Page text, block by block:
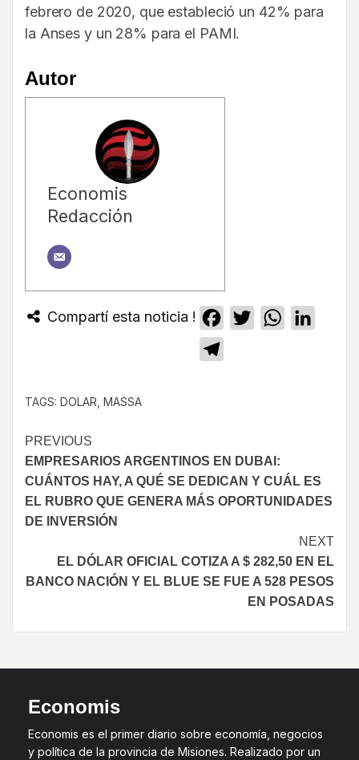
febrero de 2020, que estableció un 42% para
la Anses y un 28% para el PAMI.
Autor
Economis
Redacción
Compartí esta noticia ! Facebook
TwitterWhatsApp
TAGS: DOLAR MASSA
PREVIOUS
EMPRESARIOS ARGENTINOS EN DUBAI:
CUÁNTOS HAY, A QUÉ SE DEDICAN Y CUÁL ES
EL RUBRO QUE GENERA MÁS OPORTUNIDADES
DE INVERSIÓN
NEXT
EL DÓLAR OFICIAL COTIZA A $ 282,50 EN EL
BANCO NACIÓN Y EL BLUE SE FUE A 528 PESOS
EN POSADAS
Economis
Economis es el primer diario sobre economía, negocios
y política de la provincia de Misiones. Realizado por un